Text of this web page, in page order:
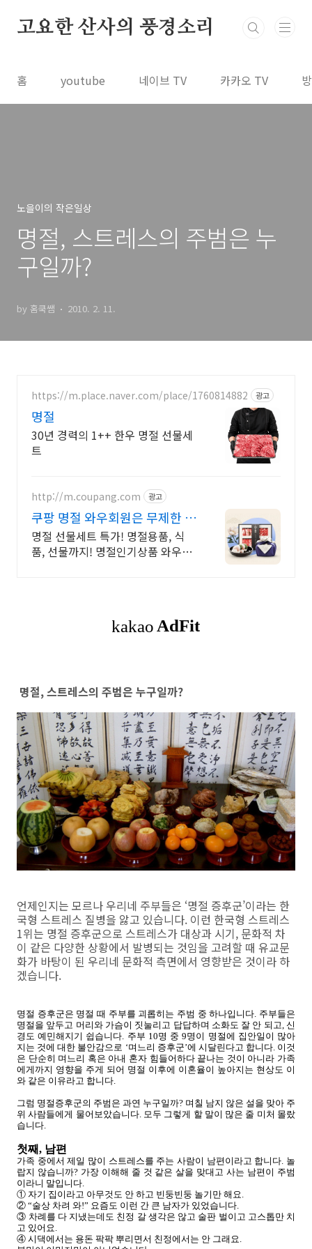
고요한 산사의 풍경소리
홈 youtube 네이브 TV 카카오 TV
노을이의 작은일상
명절, 스트레스의 주범은 누
구일까?
by 홈쿡쌤 2010. 2. 11.
https://m.place.naver.com/place/1760814882 광고
명절
30년 경력의 1++ 한우 명절 선물세
트
http://m.coupang.com 광고
쿠팡 명절 와우회원은 무제한 무
료 배송
명절 선물세트 특가! 명절용품, 식
품, 선물까지! 명절인기상품 와우회
명절, 스트레스의 주범은 누구일까?
언제인지는 모르나 우리네 주부들은 ‘명절 증후군’이라는 한
국형 스트레스 질병을 앓고 있습니다. 이런 한국형 스트레스
1위는 명절 증후군으로 스트레스가 대상과 시기, 문화적 차
이 같은 다양한 상황에서 발병되는 것임을 고려할 때 유교문
화가 바탕이 된 우리네 문화적 측면에서 영향받은 것이라 하
겠습니다.
명절 증후군은 명절 때 주부를 괴롭히는 주범 중 하나입니다. 주부들은
명절을 앞두고 머리와 가슴이 짓눌리고 답답하며 소화도 잘 안 되고, 신
경도 예민해지기 쉽습니다. 주부 10명 중 9명이 명절에 집안일이 많아
지는 것에 대한 불안감으로 ‘며느리 증후군’에 시달린다고 합니다. 이것
은 단순히 며느리 혹은 아내 혼자 힘들어하다 끝나는 것이 아니라 가족
에게까지 영향을 주게 되어 명절 이후에 이혼율이 높아지는 현상도 이
와 같은 이유라고 합니다.
그럼 명절증후군의 주범은 과연 누구일까? 며칠 남지 않은 설을 맞아 주
위 사람들에게 물어보았습니다. 모두 그렇게 할 말이 많은 줄 미처 몰랐
습니다.
첫째, 남편
가족 중에서 제일 많이 스트레스를 주는 사람이 남편이라고 합니다. 놀
랍지 않습니까? 가장 이해해 줄 것 같은 살을 맞대고 사는 남편이 주범
이라니 말입니다.
① 자기 집이라고 아무것도 안 하고 빈둥빈둥 놀기만 해요.
② “술상 차려 와!” 요즘도 이런 간 큰 남자가 있었습니다.
③ 차례를 다 지냈는데도 친정 갈 생각은 않고 술판 벌이고 고스톱만 치
고 있어요.
④ 시댁에서는 용돈 팍팍 뿌리면서 친정에서는 안 그래요.